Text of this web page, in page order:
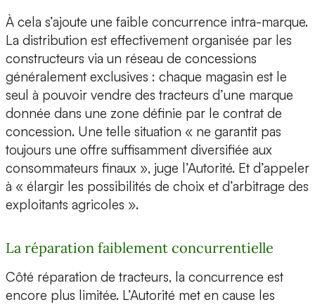
À cela s’ajoute une faible concurrence intra-marque.
La distribution est effectivement organisée par les
constructeurs via un réseau de concessions
généralement exclusives : chaque magasin est le
seul à pouvoir vendre des tracteurs d’une marque
donnée dans une zone définie par le contrat de
concession. Une telle situation « ne garantit pas
toujours une offre suffisamment diversifiée aux
consommateurs finaux », juge l’Autorité. Et d’appeler
à « élargir les possibilités de choix et d’arbitrage des
exploitants agricoles ».
La réparation faiblement concurrentielle
Côté réparation de tracteurs, la concurrence est
encore plus limitée. L’Autorité met en cause les